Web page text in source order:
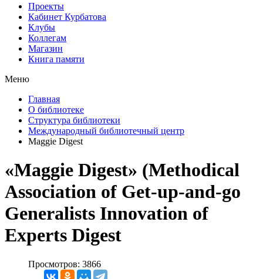
Проекты
Кабинет Курбатова
Клубы
Коллегам
Магазин
Книга памяти
Меню
Главная
О библиотеке
Структура библиотеки
Международный библиотечный центр
Maggie Digest
«Maggie Digest» (Methodical
Association of Get-up-and-go
Generalists Innovation of
Experts Digest
Просмотров: 3866